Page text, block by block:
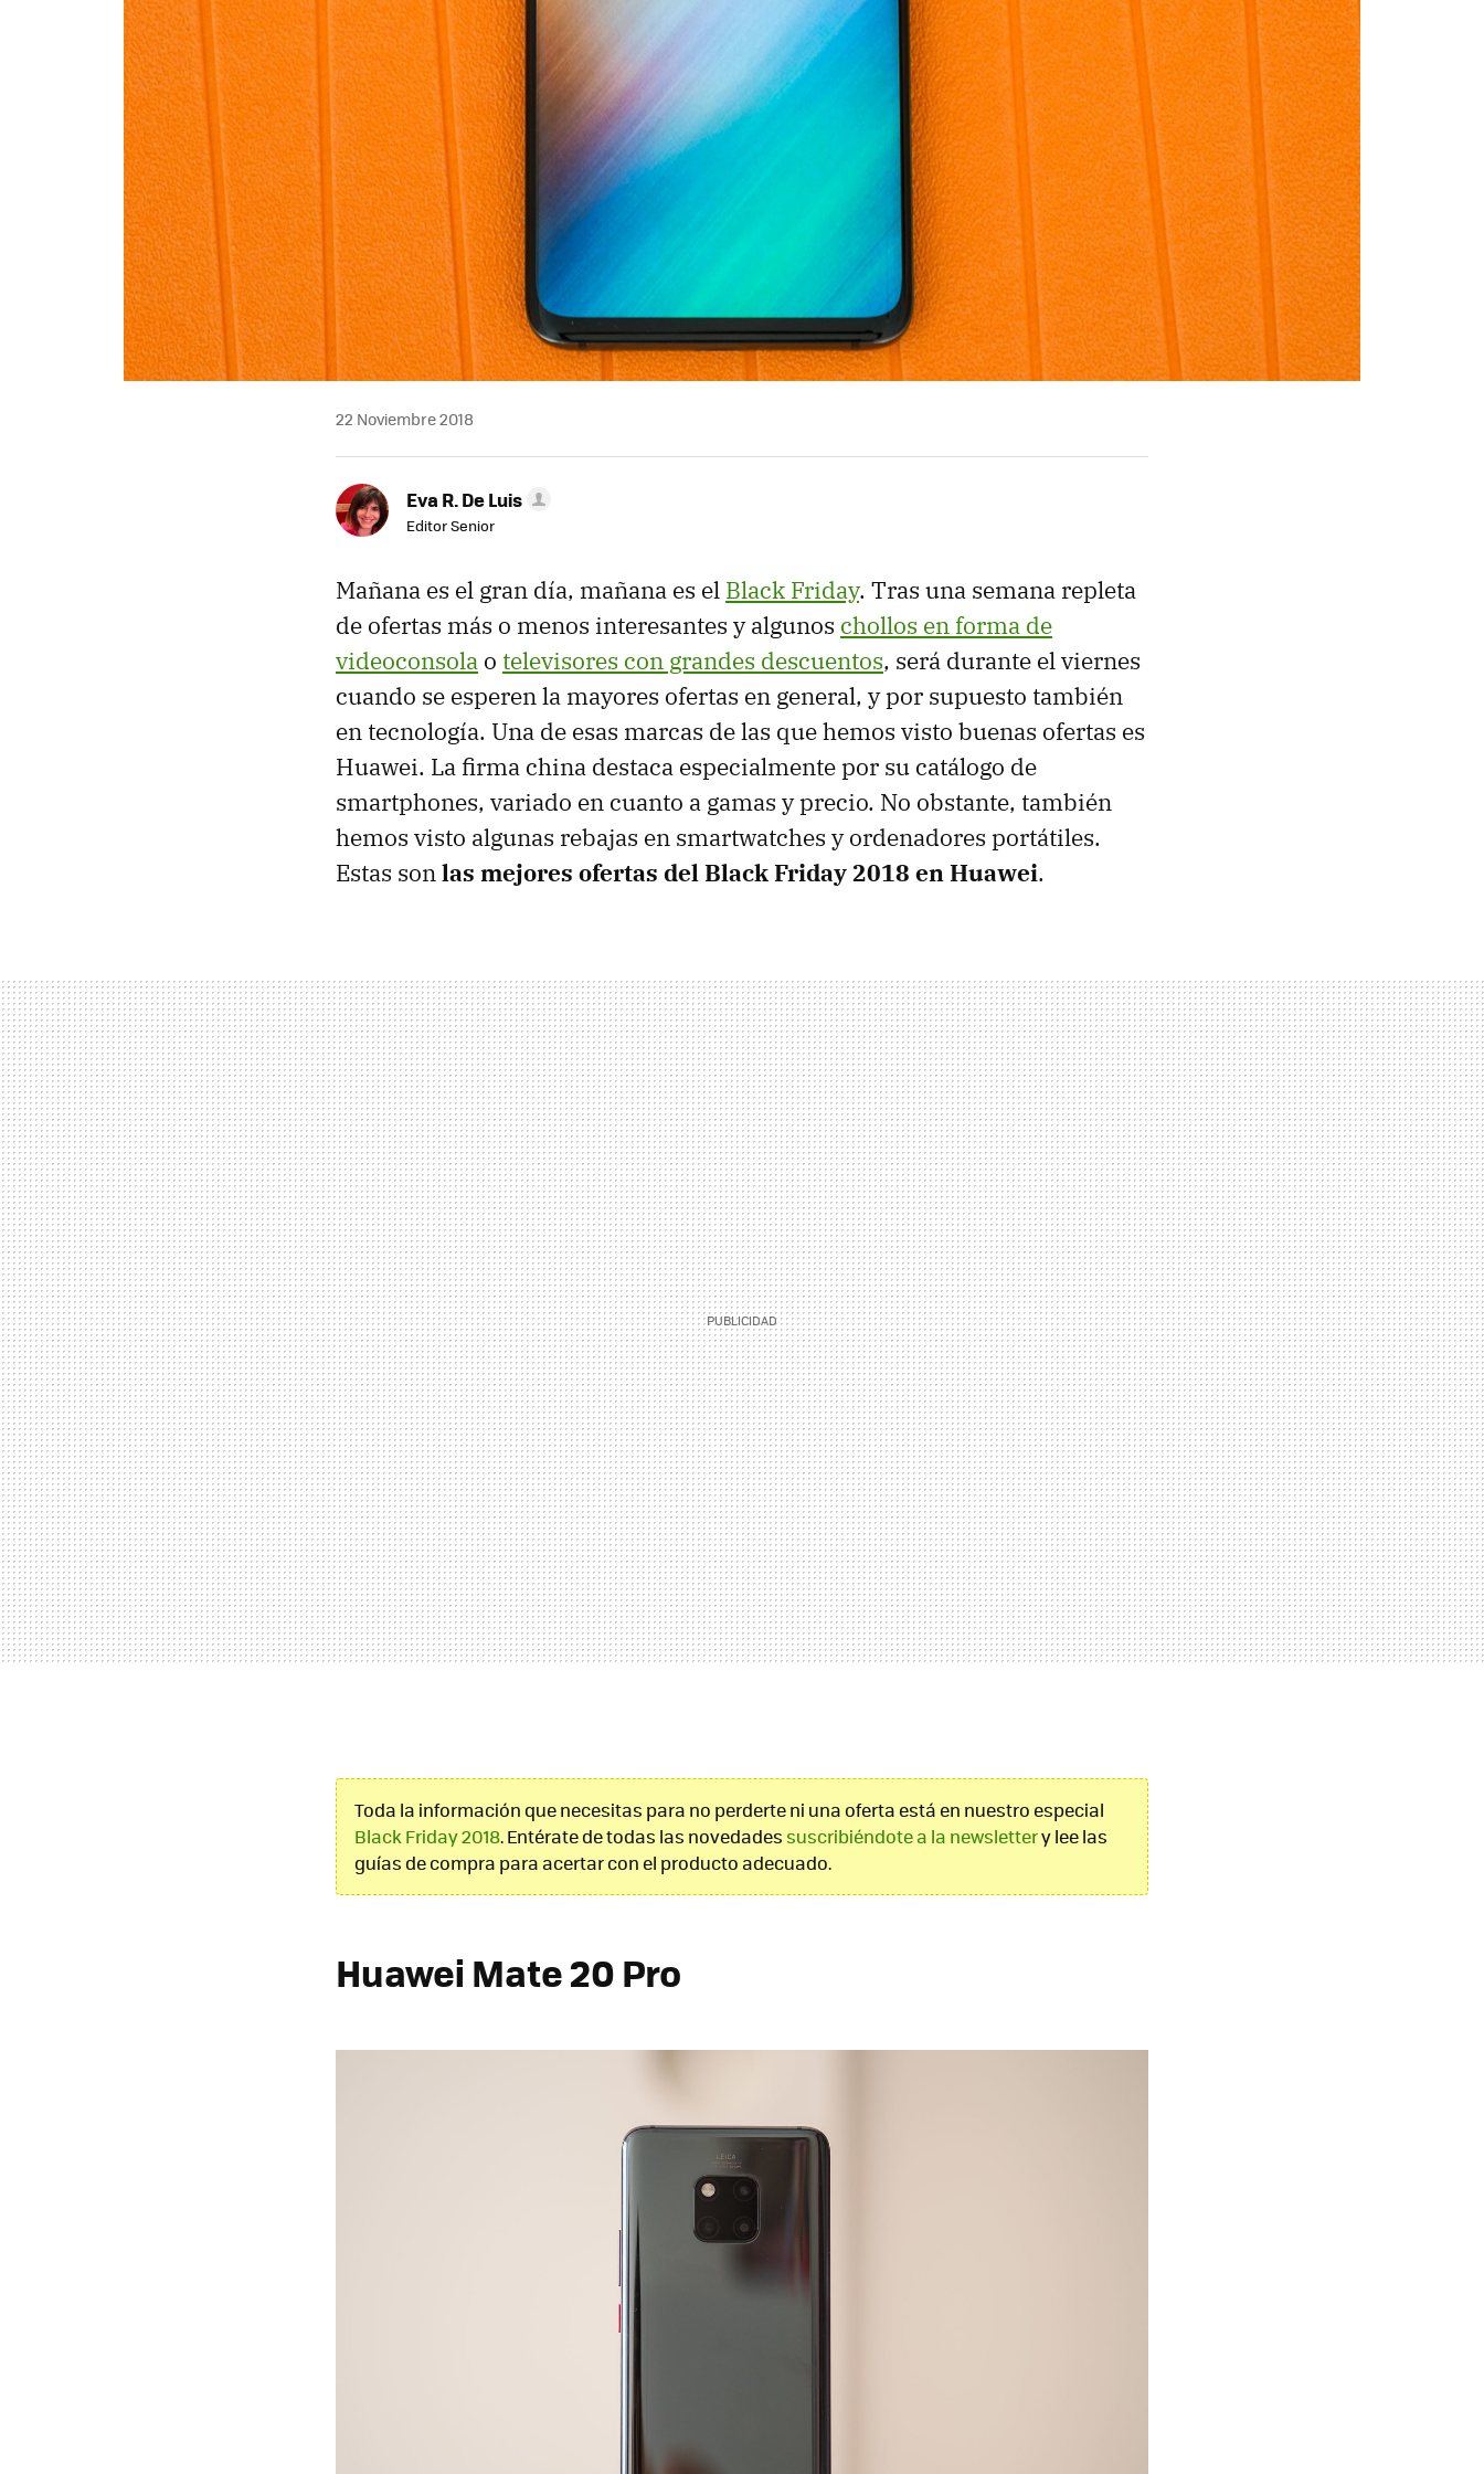
22 Noviembre 2018
Eva R. De Luis
Editor Senior
Mañana es el gran día, mañana es el Black Friday. Tras una semana repleta
de ofertas más o menos interesantes y algunos chollos en forma de
videoconsola o televisores con grandes descuentos, será durante el viernes
cuando se esperen la mayores ofertas en general, y por supuesto también
en tecnología. Una de esas marcas de las que hemos visto buenas ofertas es
Huawei. La firma china destaca especialmente por su catálogo de
smartphones, variado en cuanto a gamas y precio. No obstante, también
hemos visto algunas rebajas en smartwatches y ordenadores portátiles.
Estas sonlas mejores ofertas del Black Friday 2018 en Huawei.
Toda la información que necesitas para no perderte ni una oferta está en nuestro especial
Black Friday 2018. Entérate de todas las novedades suscribiéndote a la newslettery lee las
guías de compra para acertar con el producto adecuado.
Huawei Mate 20 Pro